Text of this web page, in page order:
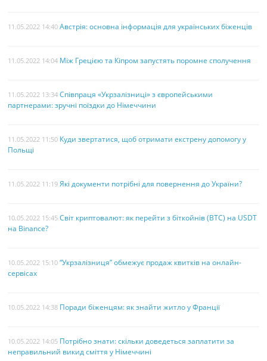
11.05.2022 14:40 Австрія: основна інформація для українських біженців
11.05.2022 14:04 Між Грецією та Кіпром запустять поромне сполучення
11.05.2022 13:34 Співпраця «Укрзалізниці» з європейськими
партнерами: зручні поїздки до Німеччини
11.05.2022 11:50 Куди звертатися, щоб отримати екстрену допомогу у
Польщі
11.05.2022 11:19 Які документи потрібні для повернення до України?
10.05.2022 15:45 Світ криптовалют: як перейти з біткойнів (BTC) на USDT
на Binance?
10.05.2022 15:10 “Укрзалізниця” обмежує продаж квитків на онлайн-
сервісах
10.05.2022 14:38 Поради біженцям: як знайти житло у Франції
10.05.2022 14:05 Потрібно знати: скільки доведеться заплатити за
неправильний викид сміття у Німеччині